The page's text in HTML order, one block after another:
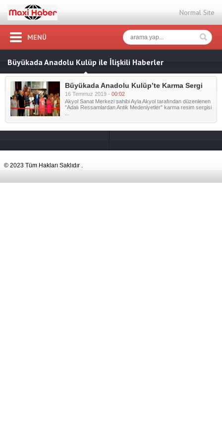
Normal Site
MENÜ
Büyükada Anadolu Kulüp ile İlişkili Haberler
Büyükada Anadolu Kulüp’te Karma Sergi
16 Temmuz 2019 - 00:02
Akyol Sanat Merkezi sahibi Ayla Akyol tarafından düzenlenen
"Adalı Ressamlardan Antik Medeniyetler” karma resim sergisi
© 2023 Tüm Hakları Saklıdır .